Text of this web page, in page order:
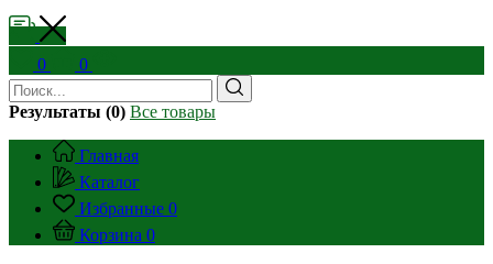
0 0
Результаты (0) Все товары
Главная
Каталог
Избранные 0
Корзина 0